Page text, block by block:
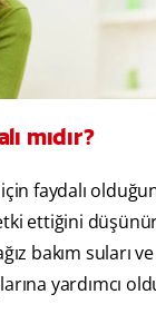
mıdır?
faydalı
ettiğini
bakım
yardımcı